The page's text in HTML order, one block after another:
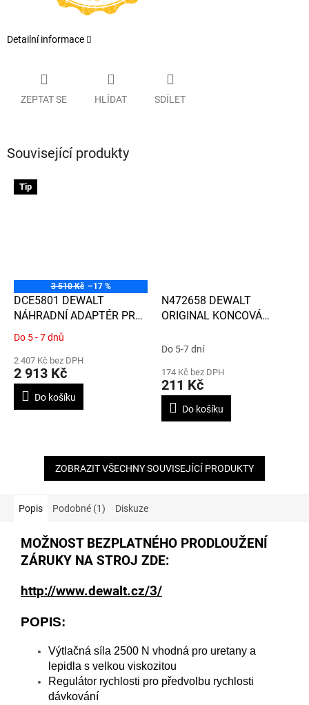
Detailní informace
ZEPTAT SE HLÍDAT SDÍLET
Související produkty
Tip
3 510 Kč –17 %
DCE5801 DEWALT
NÁHRADNÍ ADAPTÉR PRO
POUŽITÍ S NÁPLNĚMI PRO
Průměrné
produktu
je
5,0
Do 5 - 7 dnů
2 407 Kč bez DPH
2 913 Kč
Do košíku
N472658 DEWALT
ORIGINAL KONCOVÁ
PISTOLE DCE580 A DALŠÍ
Do 5-7 dní
174 Kč bez DPH
211 Kč
Do košíku
ZOBRAZIT VŠECHNY SOUVISEJÍCÍ PRODUKTY
Popis Podobné (1) Diskuze
MOŽNOST BEZPLATNÉHO PRODLOUŽENÍ
ZÁRUKY NA STROJ ZDE:
http://www.dewalt.cz/3/
POPIS:
Výtlačná síla 2500 N vhodná pro uretany a
lepidla s velkou viskozitou
Regulátor rychlosti pro předvolbu rychlosti
dávkování